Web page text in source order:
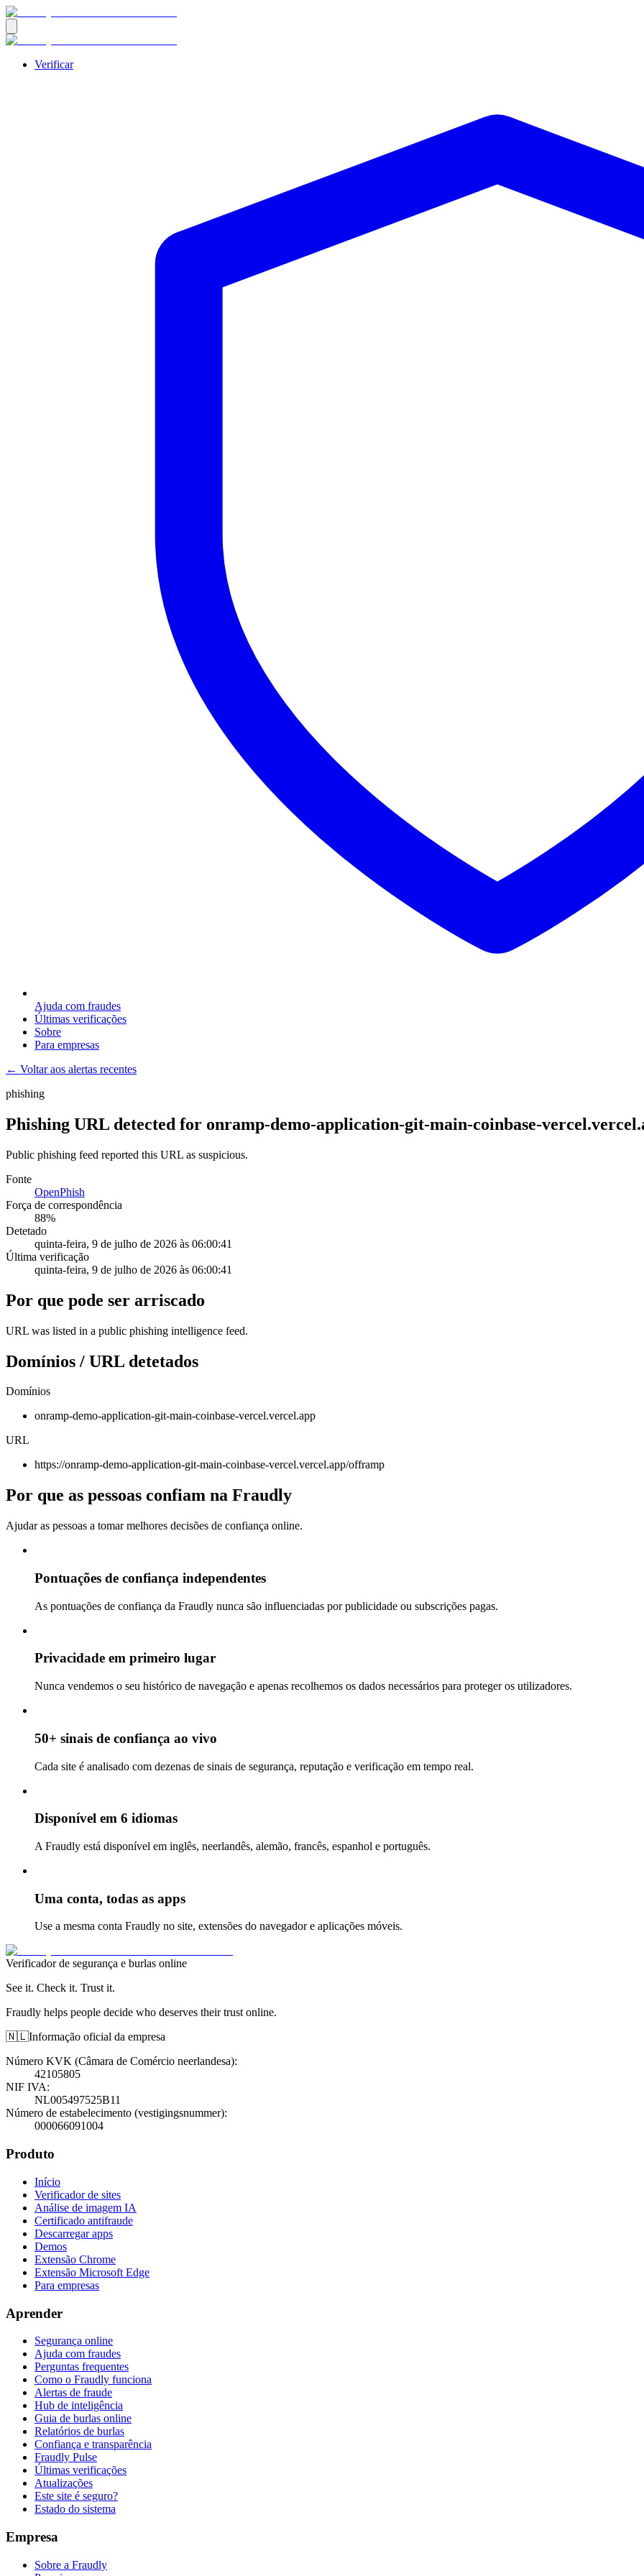
Verificar
Ajuda com fraudes
Últimas verificações
Sobre
Para empresas
← Voltar aos alertas recentes
phishing
Phishing URL detected for onramp-demo-application-git-main-coinbase-
Public phishing feed reported this URL as suspicious.
Fonte
OpenPhish
Força de correspondência
88%
Detetado
quinta-feira, 9 de julho de 2026 às 06:00:41
Última verificação
quinta-feira, 9 de julho de 2026 às 06:00:41
Por que pode ser arriscado
URL was listed in a public phishing intelligence feed.
Domínios / URL detetados
Domínios
onramp-demo-application-git-main-coinbase-vercel.vercel.app
URL
https://onramp-demo-application-git-main-coinbase-vercel.vercel.app/offramp
Por que as pessoas confiam na Fraudly
Ajudar as pessoas a tomar melhores decisões de confiança online.
Pontuações de confiança independentes
As pontuações de confiança da Fraudly nunca são influenciadas por publicidade ou subscrições pagas.
Privacidade em primeiro lugar
Nunca vendemos o seu histórico de navegação e apenas recolhemos os dados necessários para proteger os utilizadores.
50+ sinais de confiança ao vivo
Cada site é analisado com dezenas de sinais de segurança, reputação e verificação em tempo real.
Disponível em 6 idiomas
A Fraudly está disponível em inglês, neerlandês, alemão, francês, espanhol e português.
Uma conta, todas as apps
Use a mesma conta Fraudly no site, extensões do navegador e aplicações móveis.
Verificador de segurança e burlas online
See it. Check it. Trust it.
Fraudly helps people decide who deserves their trust online.
🇳🇱Informação oficial da empresa
Número KVK (Câmara de Comércio neerlandesa):
42105805
NIF IVA:
NL005497525B11
Número de estabelecimento (vestigingsnummer):
000066091004
Produto
Início
Verificador de sites
Análise de imagem IA
Certificado antifraude
Descarregar apps
Demos
Extensão Chrome
Extensão Microsoft Edge
Para empresas
Aprender
Segurança online
Ajuda com fraudes
Perguntas frequentes
Como o Fraudly funciona
Alertas de fraude
Hub de inteligência
Guia de burlas online
Relatórios de burlas
Confiança e transparência
Fraudly Pulse
Últimas verificações
Atualizações
Este site é seguro?
Estado do sistema
Empresa
Sobre a Fraudly